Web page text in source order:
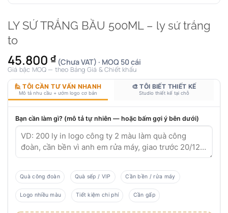
LY SỨ TRẮNG BẦU 500ML – ly sứ trắng
to
45.800 ₫ (Chưa VAT) · MOQ 50 cái
Giá bậc MOQ — theo Bảng Giá & Chiết khấu
🙋 TÔI CẦN TƯ VẤN NHANH
Mô tả nhu cầu + ướm logo cơ bản
🎨 TÔI BIẾT THIẾT KẾ
Studio thiết kế tại chỗ
Bạn cần làm gì? (mô tả tự nhiên — hoặc bấm gợi ý bên dưới)
Quà công đoàn Quà sếp / VIP Cần bền / rửa máy
Logo nhiều màu Tiết kiệm chi phí Cần gấp